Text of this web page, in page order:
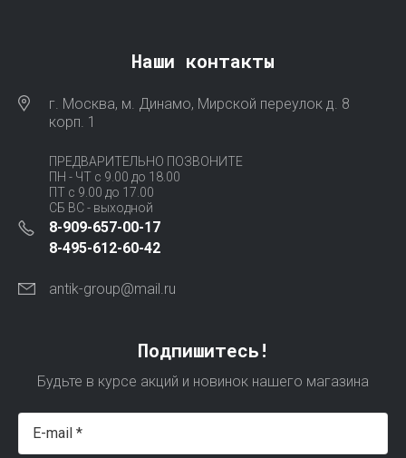
Наши контакты
г. Москва, м. Динамо, Мирской переулок д. 8
корп. 1
ПРЕДВАРИТЕЛЬНО ПОЗВОНИТЕ
ПН - ЧТ с 9.00 до 18.00
ПТ с 9.00 до 17.00
СБ ВС - выходной
8-909-657-00-17
8-495-612-60-42
antik-group@mail.ru
Подпишитесь!
Будьте в курсе акций и новинок нашего магазина